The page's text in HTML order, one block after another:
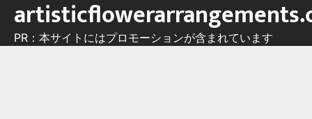
Skip
content
PR：本サイトにはプロモーションが含まれています